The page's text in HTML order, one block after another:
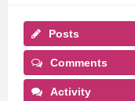
Posts
Comments
Activity